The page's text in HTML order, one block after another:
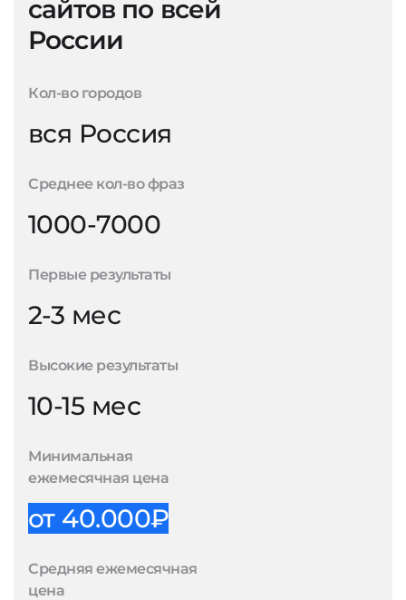
сайтов по всей
России
Кол-во городов
вся Россия
Среднее кол-во фраз
1000-7000
Первые результаты
2-3 мес
Высокие результаты
10-15 мес
Минимальная
ежемесячная цена
от 40.000₽
Средняя ежемесячная
цена